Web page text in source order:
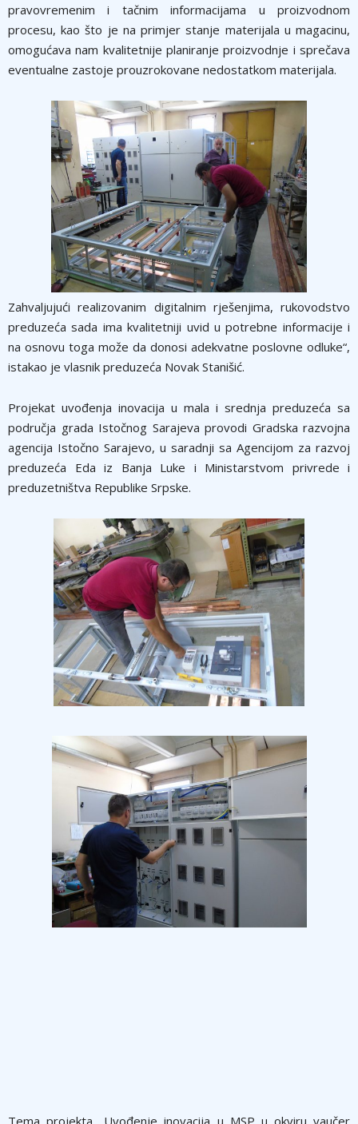
pravovremenim i tačnim informacijama u proizvodnom
procesu, kao što je na primjer stanje materijala u magacinu,
omogućava nam kvalitetnije planiranje proizvodnje i sprečava
eventualne zastoje prouzrokovane nedostatkom materijala.
Zahvaljujući realizovanim digitalnim rješenjima, rukovodstvo
preduzeća sada ima kvalitetniji uvid u potrebne informacije i
na osnovu toga može da donosi adekvatne poslovne odluke“,
istakao je vlasnik preduzeća Novak Stanišić.
Projekat uvođenja inovacija u mala i srednja preduzeća sa
područja grada Istočnog Sarajeva provodi Gradska razvojna
agencija Istočno Sarajevo, u saradnji sa Agencijom za razvoj
preduzeća Eda iz Banja Luke i Ministarstvom privrede i
preduzetništva Republike Srpske.
Tema projekta „Uvođenje inovacija u MSP u okviru vaučer